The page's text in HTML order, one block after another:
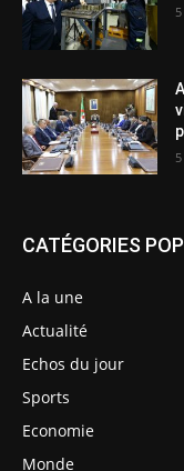
CATÉGORIES
A la une
Actualité
Echos du jour
Sports
Economie
Monde